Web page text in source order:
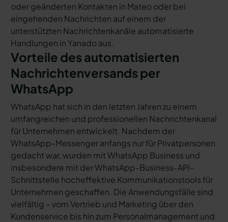
oder geänderten Kontakten in Mateo oder bei
eingehenden Nachrichten auf einem der
unterstützten Nachrichtenkanäle automatisierte
Handlungen in Yanado aus.
Vorteile des automatisierten
Nachrichtenversands per
WhatsApp
WhatsApp hat sich in den letzten Jahren zu einem
umfangreichen und professionellen Nachrichtenkanal
für Unternehmen entwickelt. Nachdem der
WhatsApp-Messenger anfangs nur für Privatpersonen
gedacht war, wurden mit WhatsApp Business und
insbesondere mit der WhatsApp-Business-API-
Schnittstelle hocheffektive Kommunikationstools für
Unternehmen geschaffen. Die Anwendungsfälle sind
vielfältig – vom Vertrieb und Marketing über den
Kundenservice bis hin zum Personalmanagement und